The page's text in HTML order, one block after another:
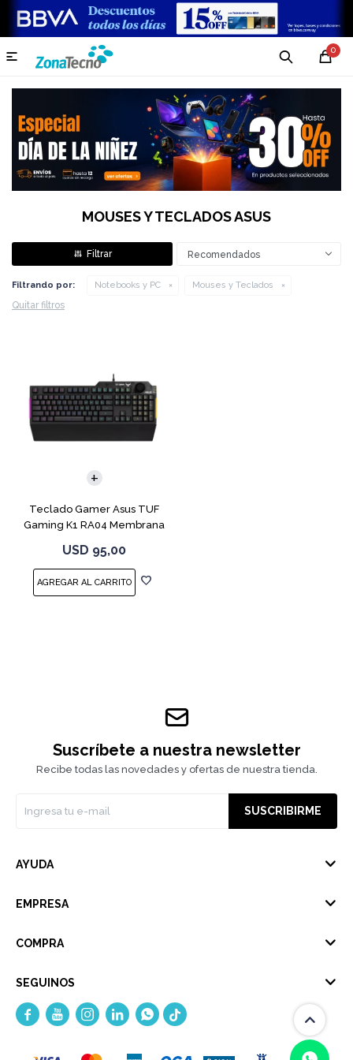
0

MOUSES Y TECLADOS ASUS
Recomendados
Filtrando por: Notebooks y PC Mouses y Teclados
Quitar filtros
Teclado Gamer Asus TUF
Gaming K1 RA04 Membrana
USD 95,00
Suscríbete a nuestra newsletter
Recibe todas las novedades y ofertas de nuestra tienda.
SUSCRIBIRME
AYUDA
EMPRESA
COMPRA
SEGUINOS
    